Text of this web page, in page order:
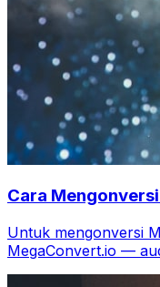
Cara
Untuk mengonversi
MegaConvert.io —